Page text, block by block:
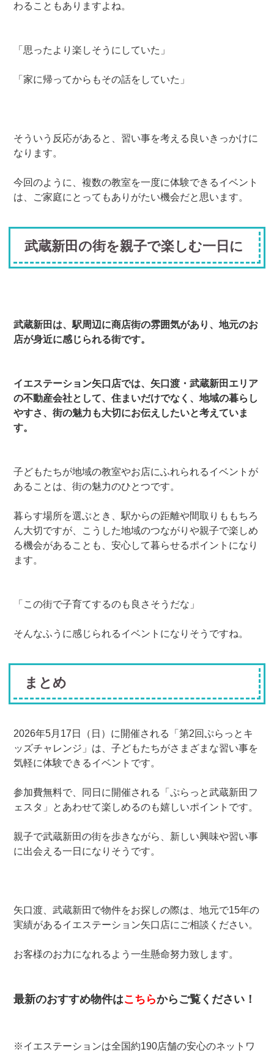
わることもありますよね。
「思ったより楽しそうにしていた」
「家に帰ってからもその話をしていた」
そういう反応があると、習い事を考える良いきっかけに
なります。
今回のように、複数の教室を一度に体験できるイベント
は、ご家庭にとってもありがたい機会だと思います。
武蔵新田の街を親子で楽しむ一日に
武蔵新田は、駅周辺に商店街の雰囲気があり、地元のお
店が身近に感じられる街です。
イエステーション矢口店では、矢口渡・武蔵新田エリア
の不動産会社として、住まいだけでなく、地域の暮らし
やすさ、街の魅力も大切にお伝えしたいと考えていま
す。
子どもたちが地域の教室やお店にふれられるイベントが
あることは、街の魅力のひとつです。
暮らす場所を選ぶとき、駅からの距離や間取りももちろ
ん大切ですが、こうした地域のつながりや親子で楽しめ
る機会があることも、安心して暮らせるポイントになり
ます。
「この街で子育てするのも良さそうだな」
そんなふうに感じられるイベントになりそうですね。
まとめ
2026年5月17日（日）に開催される「第2回ぷらっとキ
ッズチャレンジ」は、子どもたちがさまざまな習い事を
気軽に体験できるイベントです。
参加費無料で、同日に開催される「ぷらっと武蔵新田フ
ェスタ」とあわせて楽しめるのも嬉しいポイントです。
親子で武蔵新田の街を歩きながら、新しい興味や習い事
に出会える一日になりそうです。
矢口渡、武蔵新田で物件をお探しの際は、地元で15年の
実績があるイエステーション矢口店にご相談ください。
お客様のお力になれるよう一生懸命努力致します。
最新のおすすめ物件はこちらからご覧ください！
※イエステーションは全国約190店舗の安心のネットワ